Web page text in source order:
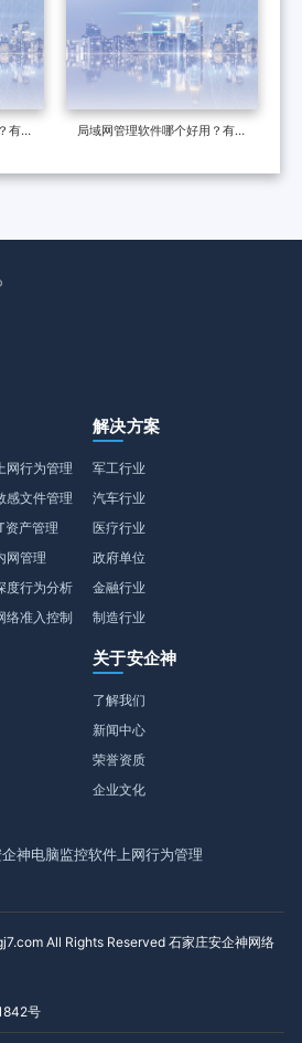
有什
局域网管理软件哪个好用？有什
上网行为管理
感文件管理
资产管理
网管理
度行为分析
络准入控制
解决方案
军工行业
汽车行业
医疗行业
政府单位
金融行业
制造行业
关于安企神
了解我们
新闻中心
荣誉资质
企业文化
神电脑监控软件 上网行为管理
All Rights Reserved 石家庄安企神网络
号